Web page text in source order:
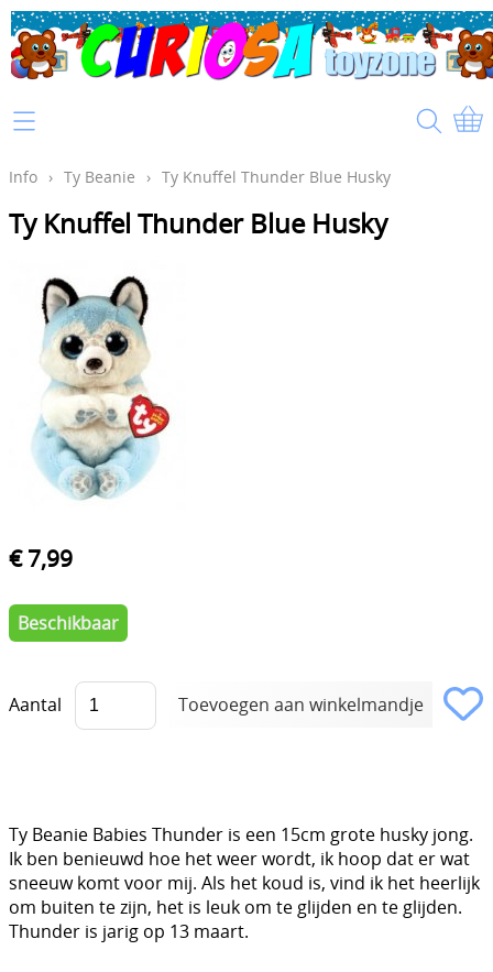
Home
Info
Mijn account
Info › Ty Beanie › Ty Knuffel Thunder Blue Husky
Ty Knuffel Thunder Blue Husky
€ 7,99
Beschikbaar
Aantal
Ty Beanie Babies Thunder is een 15cm grote husky jong.
Ik ben benieuwd hoe het weer wordt, ik hoop dat er wat
sneeuw komt voor mij. Als het koud is, vind ik het heerlijk
om buiten te zijn, het is leuk om te glijden en te glijden.
Thunder is jarig op 13 maart.